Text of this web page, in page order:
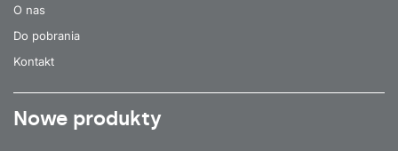
O nas
Do pobrania
Kontakt
Nowe produkty